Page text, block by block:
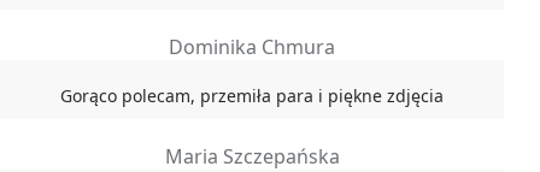
Dominika Chmura
Gorąco polecam, przemiła para i piękne zdjęcia
Maria Szczepańska